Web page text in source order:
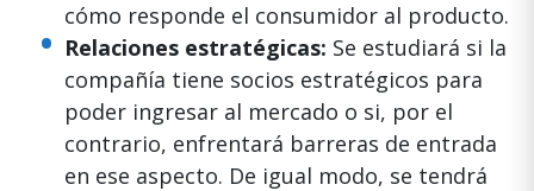
cómo responde el consumidor al producto.
Relaciones estratégicas: Se estudiará si la
compañía tiene socios estratégicos para
poder ingresar al mercado o si, por el
contrario, enfrentará barreras de entrada
en ese aspecto. De igual modo, se tendrá